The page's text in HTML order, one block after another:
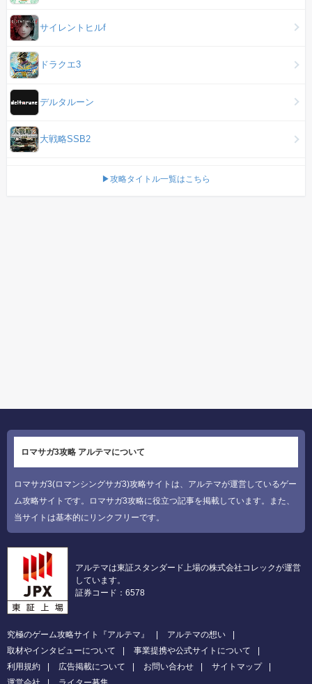
サイレントヒルf
ドラクエ3
デルタルーン
大戦略SSB2
▶攻略タイトル一覧はこちら
ロマサガ3攻略 アルテマについて
ロマサガ3(ロマンシングサガ3)攻略サイトは、アルテマが運営しているゲー
ム攻略サイトです。ロマサガ3攻略に役立つ記事を掲載しています。また、
当サイトは基本的にリンクフリーです。
アルテマは東証スタンダード上場の株式会社コレックが運営
しています。
証券コード：6578
究極のゲーム攻略サイト『アルテマ』
アルテマの想い
取材やインタビューについて
事業提携や公式サイトについて
利用規約
広告掲載について お問い合わせ
サイトマップ